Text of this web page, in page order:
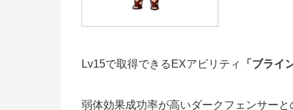
Lv15で取得できるEXアビリティ 「ブライ
弱体効果成功率が高いダークフェンサー